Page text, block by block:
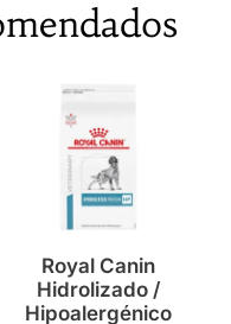
Royal Canin
Hidrolizado /
Hipoalergénico